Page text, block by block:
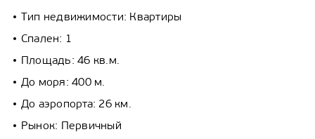
Тип недвижимости: Квартиры
Спален: 1
Площадь: 46 кв.м.
До моря: 400 м.
До аэропорта: 26 км.
Рынок: Первичный